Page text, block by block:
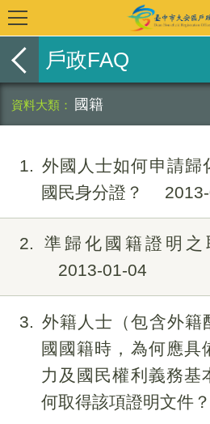
戶政FAQ
國籍
1
外國人士如何申請歸
國民身分證？
2
準歸化國籍證明之
2013-01-04
3
外籍人士（包含外籍
國國籍時，為何應具
力及國民權利義務基
何取得該項證明文件？